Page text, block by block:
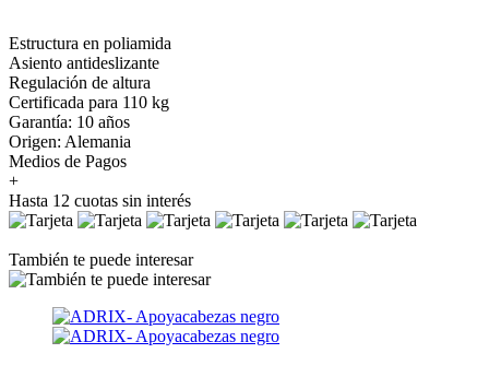
Estructura en poliamida
Asiento antideslizante
Regulación de altura
Certificada para 110 kg
Garantía: 10 años
Origen: Alemania
Medios de Pagos
+
Hasta 12 cuotas sin interés
También te puede interesar